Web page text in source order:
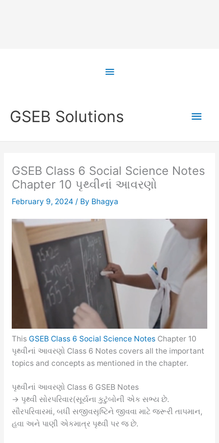
Above
GSEB Solutions
Main
GSEB Class 6 Social Science Notes
Chapter 10 પૃથ્વીનાં આવરણો
February 9, 2024 / By Bhagya
This GSEB Class 6 Social Science NotesChapter 10
પૃથ્વીનાં આવરણો Class 6 Notes covers all the important
topics and concepts as mentioned in the chapter.
પૃથ્વીનાં આવરણો Class 6 GSEB Notes
→ પૃથ્વી સોરપરિવાર(સૂર્યના કુટુંબોની એક સભ્ય છે.
સૌરપરિવારમાં, બધી સજીવસૃષ્ટિને જીવવા માટે જરૂરી તાપમાન,
હવા અને પાણી એકમાત્ર પૃથ્વી પર જ છે.